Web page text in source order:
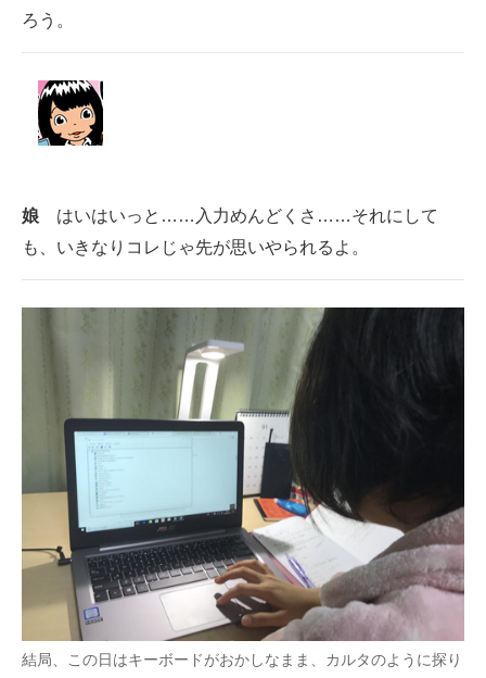
ろう。
娘 はいはいっと……入力めんどくさ……それにして
も、いきなりコレじゃ先が思いやられるよ。
結局、この日はキーボードがおかしなまま、カルタのように探り